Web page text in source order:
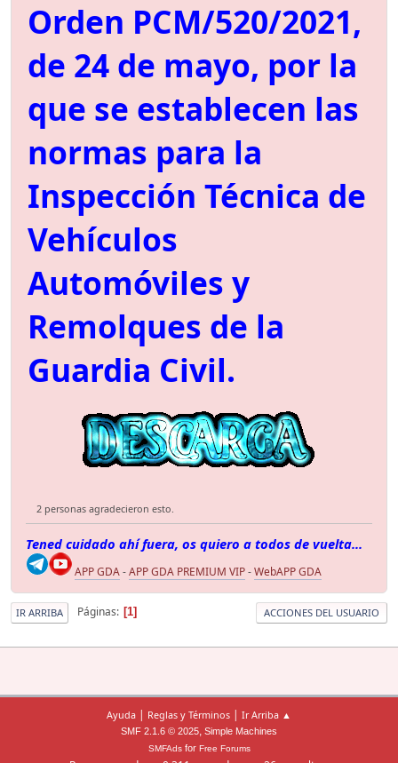
Orden PCM/520/2021,
de 24 de mayo, por la
que se establecen las
normas para la
Inspección Técnica de
Vehículos
Automóviles y
Remolques de la
Guardia Civil.
2 personas agradecieron esto.
Tened cuidado ahí fuera, os quiero a todos de vuelta...
APP GDA-APP GDA PREMIUM VIP-WebAPP GDA
IR ARRIBA Páginas 1 ACCIONES DEL USUARIO
Ayuda | Reglas y Términos | Ir Arriba ▲
SMF 2.1.6 © 2025, Simple Machines
SMFAdsfor Free Forums